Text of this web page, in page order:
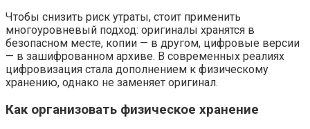
Чтобы снизить риск утраты, стоит применить
многоуровневый подход: оригиналы хранятся в
безопасном месте, копии — в другом, цифровые версии
— в зашифрованном архиве. В современных реалиях
цифровизация стала дополнением к физическому
хранению, однако не заменяет оригинал.
Как организовать физическое хранение